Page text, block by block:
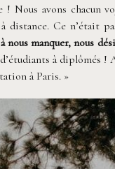
Nous avons chacun
distance. Ce n’était
nous manquer, nous
à diplômés
à Paris. »